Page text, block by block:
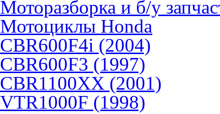
Моторазборка и б/у
Мотоциклы Honda
CBR600F4i (2004)
CBR600F3 (1997)
CBR1100XX (2001)
VTR1000F (1998)